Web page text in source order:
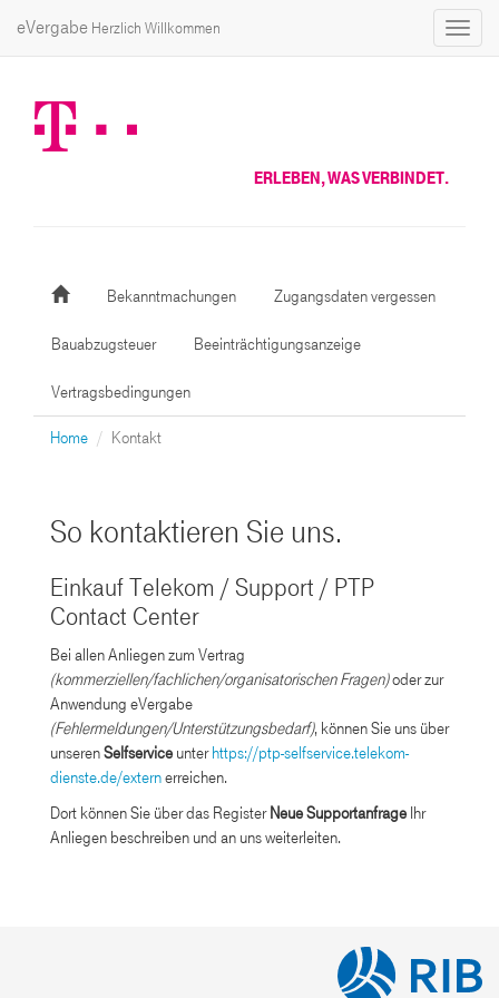
Toggle
eVergabe Herzlich Willkommen
ERLEBEN, WAS VERBINDET.
Bekanntmachungen Zugangsdaten vergessen
Bauabzugsteuer Beeinträchtigungsanzeige
Vertragsbedingungen
Home Kontakt
So kontaktieren Sie uns.
Einkauf Telekom / Support / PTP
Contact Center
Bei allen Anliegen zum Vertrag
(kommerziellen/fachlichen/organisatorischen Fragen)oder zur
Anwendung eVergabe
(Fehlermeldungen/Unterstützungsbedarf), können Sie uns über
unserenSelfservice unterhttps://ptp-selfservice.telekom-
dienste.de/externerreichen.
Dort können Sie über das RegisterNeue Supportanfrage Ihr
Anliegen beschreiben und an uns weiterleiten.